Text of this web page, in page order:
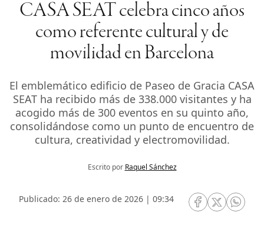
CASA SEAT celebra cinco años
como referente cultural y de
movilidad en Barcelona
El emblemático edificio de Paseo de Gracia CASA
SEAT ha recibido más de 338.000 visitantes y ha
acogido más de 300 eventos en su quinto año,
consolidándose como un punto de encuentro de
cultura, creatividad y electromovilidad.
Escrito por Raquel Sánchez
Publicado: 26 de enero de 2026 | 09:34
RRSS Facebook
RRSSRRSS